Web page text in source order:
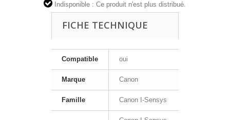
Indisponible : Ce produit n'est plus distribué.
FICHE TECHNIQUE
Compatible oui
Marque Canon
Famille Canon I-Sensys